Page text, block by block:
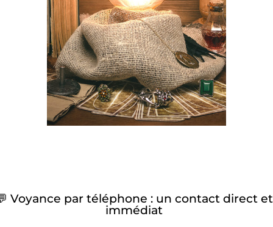
Voyance par téléphone : un contact direct et
immédiat